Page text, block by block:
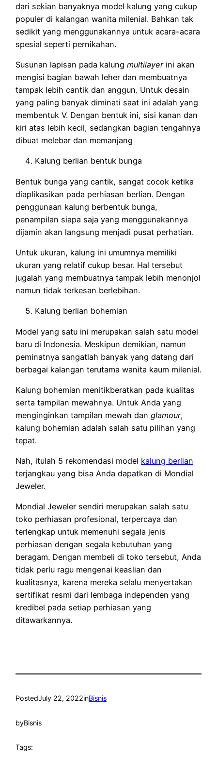
dari sekian banyaknya model kalung yang cukup
populer di kalangan wanita milenial. Bahkan tak
sedikit yang menggunakannya untuk acara-acara
spesial seperti pernikahan.
Susunan lapisan pada kalung multilayerini akan
mengisi bagian bawah leher dan membuatnya
tampak lebih cantik dan anggun. Untuk desain
yang paling banyak diminati saat ini adalah yang
membentuk V. Dengan bentuk ini, sisi kanan dan
kiri atas lebih kecil, sedangkan bagian tengahnya
dibuat melebar dan memanjang
Kalung berlian bentuk bunga
Bentuk bunga yang cantik, sangat cocok ketika
diaplikasikan pada perhiasan berlian. Dengan
penggunaan kalung berbentuk bunga,
penampilan siapa saja yang menggunakannya
dijamin akan langsung menjadi pusat perhatian.
Untuk ukuran, kalung ini umumnya memiliki
ukuran yang relatif cukup besar. Hal tersebut
jugalah yang membuatnya tampak lebih menonjol
namun tidak terkesan berlebihan.
Kalung berlian bohemian
Model yang satu ini merupakan salah satu model
baru di Indonesia. Meskipun demikian, namun
peminatnya sangatlah banyak yang datang dari
berbagai kalangan terutama wanita kaum milenial.
Kalung bohemian menitikberatkan pada kualitas
serta tampilan mewahnya. Untuk Anda yang
menginginkan tampilan mewah dan glamour,
kalung bohemian adalah salah satu pilihan yang
tepat.
Nah, itulah 5 rekomendasi model kalung berlian
terjangkau yang bisa Anda dapatkan di Mondial
Jeweler.
Mondial Jeweler sendiri merupakan salah satu
toko perhiasan profesional, terpercaya dan
terlengkap untuk memenuhi segala jenis
perhiasan dengan segala kebutuhan yang
beragam. Dengan membeli di toko tersebut, Anda
tidak perlu ragu mengenai keaslian dan
kualitasnya, karena mereka selalu menyertakan
sertifikat resmi dari lembaga independen yang
kredibel pada setiap perhiasan yang
ditawarkannya.
PostedJuly 22, 2022inBisnis
byBisnis
Tags: